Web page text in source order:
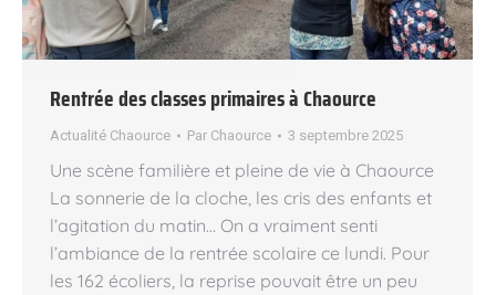
Rentrée des classes primaires à Chaource
Actualité Chaource Par Chaource 3 septembre 2025
Une scène familière et pleine de vie à Chaource
La sonnerie de la cloche, les cris des enfants et
l’agitation du matin… On a vraiment senti
l’ambiance de la rentrée scolaire ce lundi. Pour
les 162 écoliers, la reprise pouvait être un peu